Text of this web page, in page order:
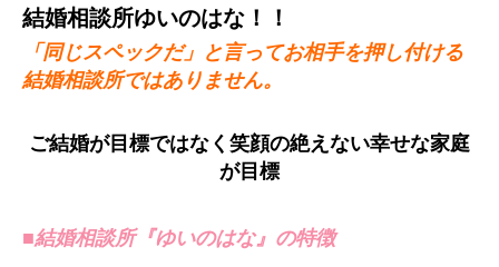
結婚相談所ゆいのはな！！
「同じスペックだ」と言ってお相手を押し付ける
結婚相談所ではありません。
ご結婚が目標ではなく笑顔の絶えない幸せな家庭
が目標
■結婚相談所『ゆいのはな』の特徴